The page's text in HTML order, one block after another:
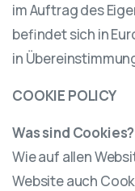
im Auftrag des
befindet sich in
in
COOKIE POLICY
Was sind Cookies?
Wie auf allen
Website auch